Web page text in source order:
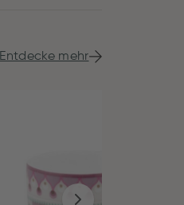
Entdecke mehr